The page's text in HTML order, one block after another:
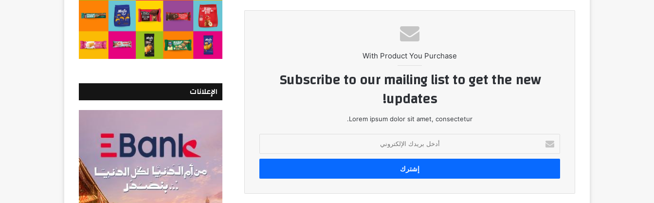
With Product You Purchase
Subscribe to our mailing list to get the new
updates!
Lorem ipsum dolor sit amet, consectetur.
بريدك
الإلكتروني
الإعلانات